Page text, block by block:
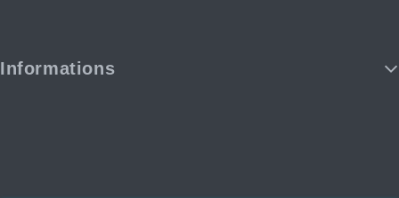
Informations